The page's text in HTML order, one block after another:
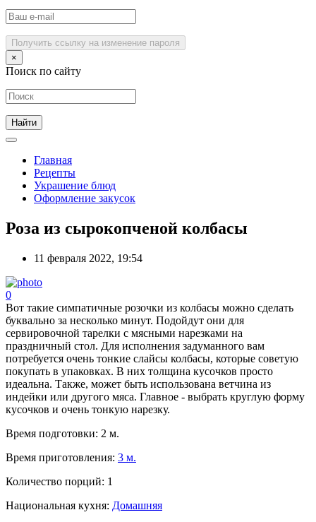
Получить ссылку на изменение пароля
×
Поиск по сайту
Главная
Рецепты
Украшение блюд
Оформление закусок
Роза из сырокопченой колбасы
11 февраля 2022, 19:54
0
Вот такие симпатичные розочки из колбасы можно сделать
буквально за несколько минут. Подойдут они для
сервировочной тарелки с мясными нарезками на
праздничный стол. Для исполнения задуманного вам
потребуется очень тонкие слайсы колбасы, которые советую
покупать в упаковках. В них толщина кусочков просто
идеальна. Также, может быть использована ветчина из
индейки или другого мяса. Главное - выбрать круглую форму
кусочков и очень тонкую нарезку.
Время подготовки: 2 м.
Время приготовления: 3 м.
Количество порций: 1
Национальная кухня: Домашняя